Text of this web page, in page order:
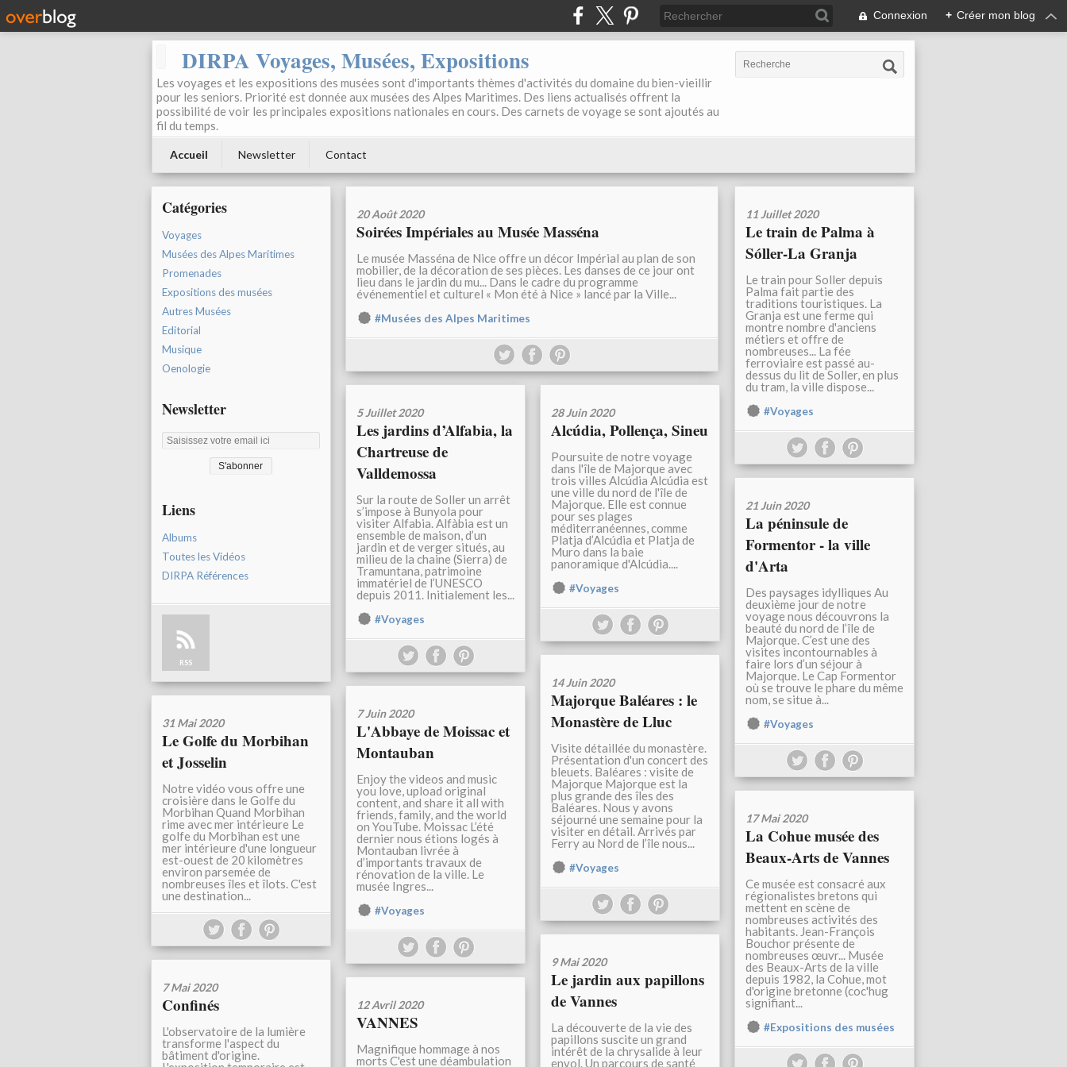
Connexion + Créer mon blog
DIRPA Voyages, Musées, Expositions
Les voyages et les expositions des musées sont d'importants thèmes d'activités du domaine du bien-vieillir
pour les seniors. Priorité est donnée aux musées des Alpes Maritimes. Des liens actualisés offrent la
possibilité de voir les principales expositions nationales en cours. Des carnets de voyage se sont ajoutés au
fil du temps.
Accueil Newsletter Contact
Catégories
Voyages
Musées des Alpes Maritimes
Promenades
Expositions des musées
Autres Musées
Editorial
Musique
Oenologie
Newsletter
Liens
Albums
Toutes les Vidéos
DIRPA Références
RSS
20 Août 2020
Soirées Impériales au Musée Masséna
Le musée Masséna de Nice offre un décor Impérial au plan de son
mobilier, de la décoration de ses pièces. Les danses de ce jour ont
lieu dans le jardin du mu... Dans le cadre du programme
événementiel et culturel « Mon été à Nice » lancé par la Ville...
#Musées des Alpes Maritimes
11 Juillet 2020
Le train de Palma à
Sóller-La Granja
Le train pour Soller depuis
Palma fait partie des
traditions touristiques. La
Granja est une ferme qui
montre nombre d'anciens
métiers et offre de
nombreuses... La fée
ferroviaire est passé au-
dessus du lit de Soller, en plus
du tram, la ville dispose...
#Voyages
5 Juillet 2020
Les jardins d’Alfabia, la
Chartreuse de
Valldemossa
Sur la route de Soller un arrêt
s’impose à Bunyola pour
visiter Alfabia. Alfàbia est un
ensemble de maison, d’un
jardin et de verger situés, au
milieu de la chaine (Sierra) de
Tramuntana, patrimoine
immatériel de l’UNESCO
depuis 2011. Initialement les...
#Voyages
28 Juin 2020
Alcúdia, Pollença, Sineu
Poursuite de notre voyage
dans l'île de Majorque avec
trois villes Alcúdia Alcúdia est
une ville du nord de l'île de
Majorque. Elle est connue
pour ses plages
méditerranéennes, comme
Platja d’Alcúdia et Platja de
Muro dans la baie
panoramique d'Alcúdia....
#Voyages
21 Juin 2020
La péninsule de
Formentor - la ville
d'Arta
Des paysages idylliques Au
deuxième jour de notre
voyage nous découvrons la
beauté du nord de l’île de
Majorque. C’est une des
visites incontournables à
faire lors d’un séjour à
Majorque. Le Cap Formentor
où se trouve le phare du même
nom, se situe à...
#Voyages
14 Juin 2020
Majorque Baléares : le
Monastère de Lluc
Visite détaillée du monastère.
Présentation d'un concert des
bleuets. Baléares : visite de
Majorque Majorque est la
plus grande des îles des
Baléares. Nous y avons
séjourné une semaine pour la
visiter en détail. Arrivés par
Ferry au Nord de l’île nous...
#Voyages
7 Juin 2020
L'Abbaye de Moissac et
Montauban
Enjoy the videos and music
you love, upload original
content, and share it all with
friends, family, and the world
on YouTube. Moissac L’été
dernier nous étions logés à
Montauban livrée à
d’importants travaux de
rénovation de la ville. Le
musée Ingres...
#Voyages
31 Mai 2020
Le Golfe du Morbihan
et Josselin
Notre vidéo vous offre une
croisière dans le Golfe du
Morbihan Quand Morbihan
rime avec mer intérieure Le
golfe du Morbihan est une
mer intérieure d'une longueur
est-ouest de 20 kilomètres
environ parsemée de
nombreuses îles et îlots. C'est
une destination...
17 Mai 2020
La Cohue musée des
Beaux-Arts de Vannes
Ce musée est consacré aux
régionalistes bretons qui
mettent en scène de
nombreuses activités des
habitants. Jean-François
Bouchor présente de
nombreuses œuvr... Musée
des Beaux-Arts de la ville
depuis 1982, la Cohue, mot
d'origine bretonne (coc'hug
signifiant...
#Expositions des musées
9 Mai 2020
Le jardin aux papillons
de Vannes
La découverte de la vie des
papillons suscite un grand
intérêt de la chrysalide à leur
envol. Un parcours de santé
7 Mai 2020
Confinés
L'observatoire de la lumière
transforme l'aspect du
bâtiment d'origine.
12 Avril 2020
VANNES
Magnifique hommage à nos
morts C'est une déambulation